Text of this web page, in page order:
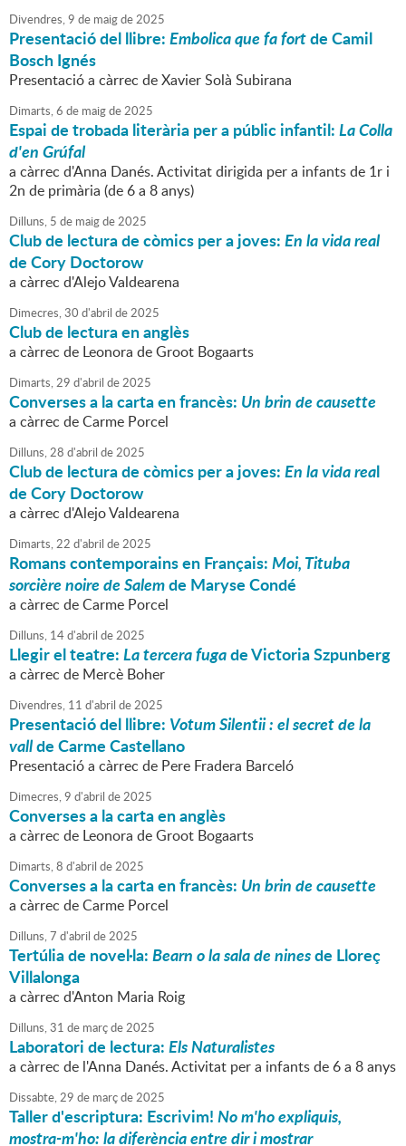
Divendres,9 de maigde2025
Presentació del llibre:Embolica que fa fortde Camil
Bosch Ignés
Presentació a càrrec de Xavier Solà Subirana
Dimarts,6 de maigde2025
Espai de trobada literària per a públic infantil:La Colla
d'en Grúfal
a càrrec d'Anna Danés. Activitat dirigida per a infants de 1r i
2n de primària (de 6 a 8 anys)
Dilluns, 5 de maigde2025
Club de lectura de còmics per a joves:En la vida real
de Cory Doctorow
a càrrec d'Alejo Valdearena
Dimecres,30 d'abril de2025
Club de lectura en anglès
a càrrec de Leonora de Groot Bogaarts
Dimarts,29 d'abril de2025
Converses a la carta en francès: Un brin de causette
a càrrec de Carme Porcel
Dilluns,28 d'abril de2025
Club de lectura de còmics per a joves:En la vida real
de Cory Doctorow
a càrrec d'Alejo Valdearena
Dimarts,22 d'abril de2025
Romans contemporains en Français:Moi, Tituba
sorcière noire de Salemde Maryse Condé
a càrrec de Carme Porcel
Dilluns, 14d'abril de2025
Llegir el teatre:La tercera fugade Victoria Szpunberg
a càrrec de Mercè Boher
Divendres, 11 d'abril de2025
Presentació del llibre: Votum Silentii : el secret de la
vallde Carme Castellano
Presentació a càrrec de Pere Fradera Barceló
Dimecres,9 d'abril de2025
Converses a la carta en anglès
a càrrec de Leonora de Groot Bogaarts
Dimarts,8 d'abril de2025
Converses a la carta en francès: Un brin de causette
a càrrec de Carme Porcel
Dilluns,7 d'abril de2025
Tertúlia de novel·la:Bearn o la sala de ninesde Lloreç
Villalonga
a càrrec d'Anton Maria Roig
Dilluns,31 de marçde2025
Laboratori de lectura:Els Naturalistes
a càrrec de l'Anna Danés. Activitat per a infants de 6 a 8 anys
Dissabte,29 de marçde2025
Taller d'escriptura: Escrivim!No m'ho expliquis,
mostra-m'ho: la diferència entre dir i mostrar